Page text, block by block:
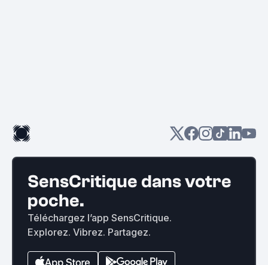
SensCritique dans votre
poche.
Téléchargez l’app SensCritique.
Explorez. Vibrez. Partagez.